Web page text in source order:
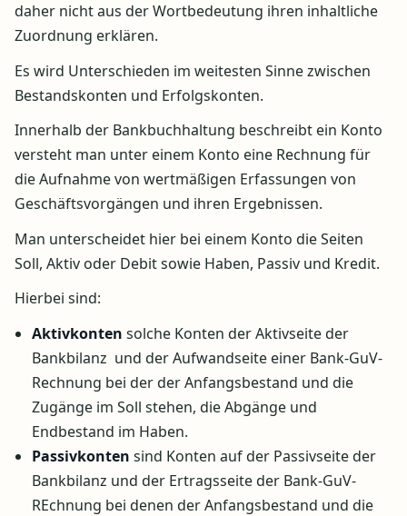
daher nicht aus der Wortbedeutung ihren inhaltliche
Zuordnung erklären.
Es wird Unterschieden im weitesten Sinne zwischen
Bestandskonten und Erfolgskonten.
Innerhalb der Bankbuchhaltung beschreibt ein Konto
versteht man unter einem Konto eine Rechnung für
die Aufnahme von wertmäßigen Erfassungen von
Geschäftsvorgängen und ihren Ergebnissen.
Man unterscheidet hier bei einem Konto die Seiten
Soll, Aktiv oder Debit sowie Haben, Passiv und Kredit.
Hierbei sind:
Aktivkonten solche Konten der Aktivseite der
Bankbilanz und der Aufwandseite einer Bank-GuV-
Rechnung bei der der Anfangsbestand und die
Zugänge im Soll stehen, die Abgänge und
Endbestand im Haben.
Passivkonten sind Konten auf der Passivseite der
Bankbilanz und der Ertragsseite der Bank-GuV-
REchnung bei denen der Anfangsbestand und die